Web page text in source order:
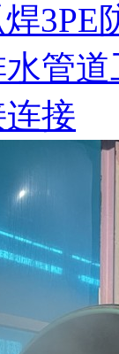
3PE
管道
接